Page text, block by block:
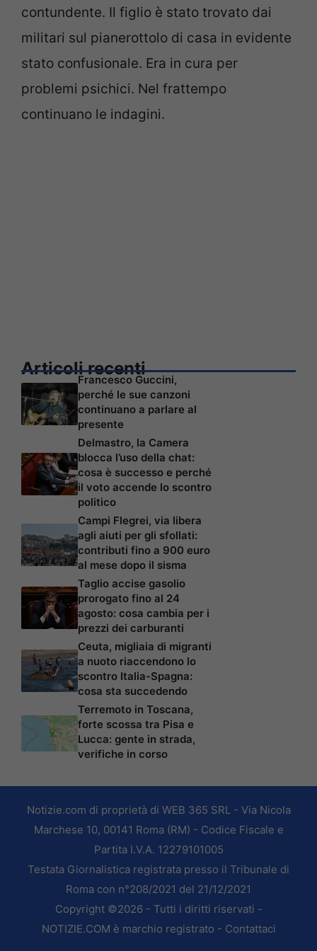
contundente. Il figlio è stato trovato dai
militari sul pianerottolo di casa in evidente
stato confusionale. Era in cura per
problemi psichici. Nel frattempo
continuano le indagini.
Articoli recenti
Francesco Guccini,
perché le sue canzoni
continuano a parlare al
presente
Delmastro, la Camera
blocca l’uso della chat:
cosa è successo e perché
il voto accende lo scontro
politico
Campi Flegrei, via libera
agli aiuti per gli sfollati:
contributi fino a 900 euro
al mese dopo il sisma
Taglio accise gasolio
prorogato fino al 24
agosto: cosa cambia per i
prezzi dei carburanti
Ceuta, migliaia di migranti
a nuoto riaccendono lo
scontro Italia-Spagna:
cosa sta succedendo
Terremoto in Toscana,
forte scossa tra Pisa e
Lucca: gente in strada,
verifiche in corso
Notizie.com di proprietà di WEB 365 SRL - Via Nicola
Marchese 10, 00141 Roma (RM) - Codice Fiscale e
Partita I.V.A. 12279101005
Testata Giornalistica registrata presso il Tribunale di
Roma con n°208/2021 del 21/12/2021
Copyright ©2026 - Tutti i diritti riservati -
NOTIZIE.COM è marchio registrato - Contattaci